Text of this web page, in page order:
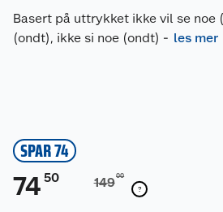
Basert på uttrykket ikke vil se noe
(ondt), ikke si noe (ondt) - les mer
SPAR 74
74 50 14900